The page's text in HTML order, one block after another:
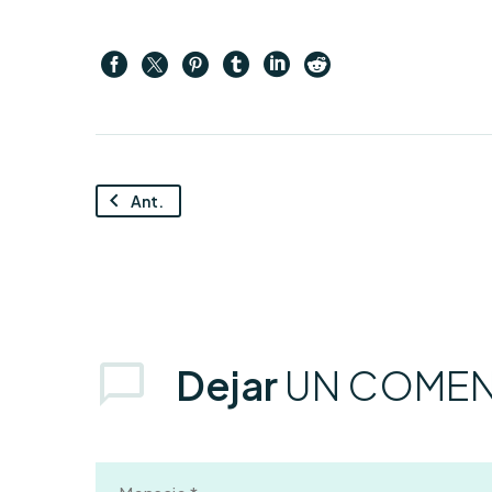
Ant.
Dejar UN